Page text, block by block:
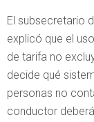
El subsecretario
explicó que el
de tarifa no
decide qué
personas no
conductor